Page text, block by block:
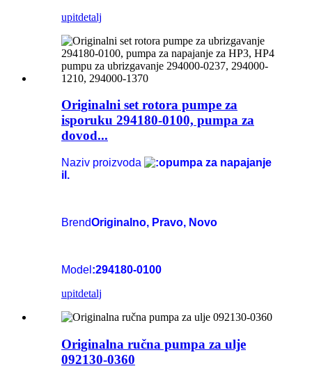
upitdetalj
Originalni set rotora pumpe za
isporuku 294180-0100, pumpa za
dovod...
Naziv proizvoda
pumpa za napajanje
il.
BrendOriginalno, Pravo, Novo
Model :294180-0100
upitdetalj
Originalna ručna pumpa za ulje
092130-0360